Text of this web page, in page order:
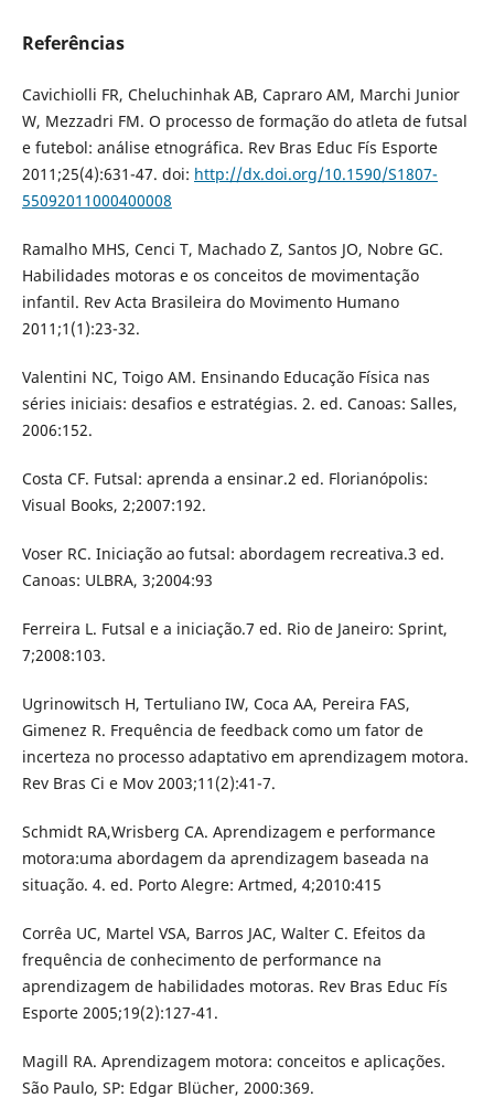
Referências
Cavichiolli FR, Cheluchinhak AB, Capraro AM, Marchi Junior
W, Mezzadri FM. O processo de formação do atleta de futsal
e futebol: análise etnográfica. Rev Bras Educ Fís Esporte
2011;25(4):631-47. doi: http://dx.doi.org/10.1590/S1807-
55092011000400008
Ramalho MHS, Cenci T, Machado Z, Santos JO, Nobre GC.
Habilidades motoras e os conceitos de movimentação
infantil. Rev Acta Brasileira do Movimento Humano
2011;1(1):23-32.
Valentini NC, Toigo AM. Ensinando Educação Física nas
séries iniciais: desafios e estratégias. 2. ed. Canoas: Salles,
2006:152.
Costa CF. Futsal: aprenda a ensinar.2 ed. Florianópolis:
Visual Books, 2;2007:192.
Voser RC. Iniciação ao futsal: abordagem recreativa.3 ed.
Canoas: ULBRA, 3;2004:93
Ferreira L. Futsal e a iniciação.7 ed. Rio de Janeiro: Sprint,
7;2008:103.
Ugrinowitsch H, Tertuliano IW, Coca AA, Pereira FAS,
Gimenez R. Frequência de feedback como um fator de
incerteza no processo adaptativo em aprendizagem motora.
Rev Bras Ci e Mov 2003;11(2):41-7.
Schmidt RA,Wrisberg CA. Aprendizagem e performance
motora:uma abordagem da aprendizagem baseada na
situação. 4. ed. Porto Alegre: Artmed, 4;2010:415
Corrêa UC, Martel VSA, Barros JAC, Walter C. Efeitos da
frequência de conhecimento de performance na
aprendizagem de habilidades motoras. Rev Bras Educ Fís
Esporte 2005;19(2):127-41.
Magill RA. Aprendizagem motora: conceitos e aplicações.
São Paulo, SP: Edgar Blücher, 2000:369.